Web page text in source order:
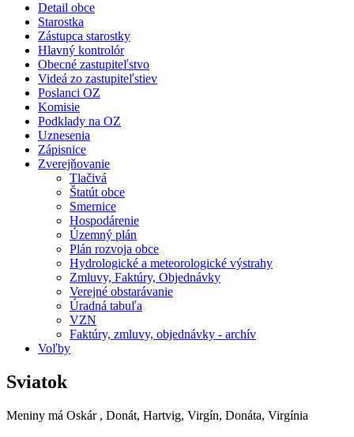
Detail obce
Starostka
Zástupca starostky
Hlavný kontrolór
Obecné zastupiteľstvo
Videá zo zastupiteľstiev
Poslanci OZ
Komisie
Podklady na OZ
Uznesenia
Zápisnice
Zverejňovanie
Tlačivá
Štatút obce
Smernice
Hospodárenie
Územný plán
Plán rozvoja obce
Hydrologické a meteorologické výstrahy
Zmluvy, Faktúry, Objednávky
Verejné obstarávanie
Úradná tabuľa
VZN
Faktúry, zmluvy, objednávky - archív
Voľby
Sviatok
Meniny má Oskár , Donát, Hartvig, Virgín, Donáta, Virgínia